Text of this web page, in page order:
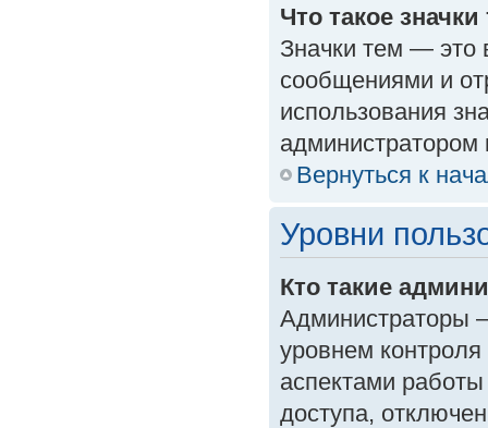
Что такое значки
Значки тем — это
сообщениями и
использования
Вернуться к
Уровни
Кто такие
Администраторы
уровнем
аспектами
доступа,